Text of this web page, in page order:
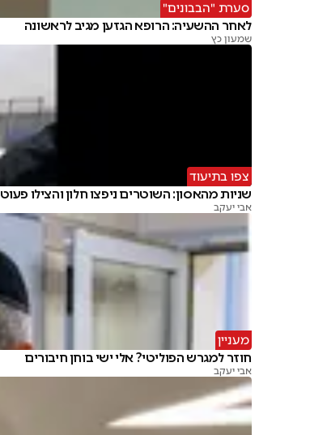
סערת "הבבונים"
לאחר ההשעיה: הרופא הגזען מגיב לראשונה
שמעון כץ
צפו בתיעוד
שניות מהאסון: השוטרים ניפצו חלון והצילו פעוט
אבי יעקב
מעניין
חוזר למגרש הפוליטי? אלי ישי בוחן חיבורים
אבי יעקב